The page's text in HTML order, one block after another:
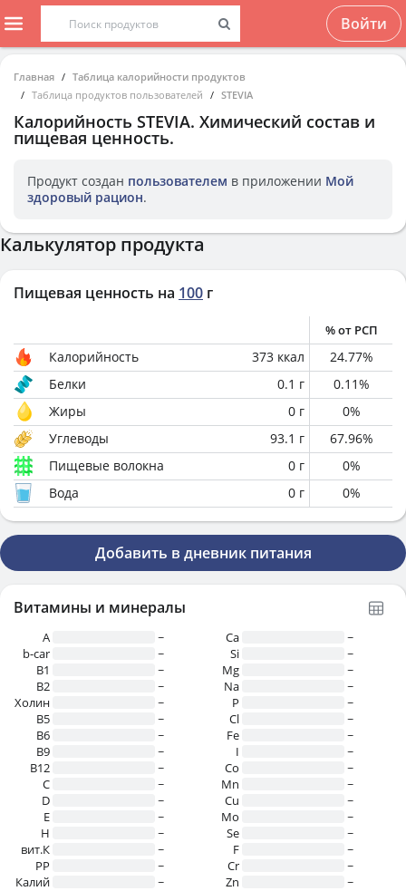
Войти
Главная
Таблица калорийности продуктов
Таблица продуктов пользователей
STEVIA
Калорийность STEVIA. Химический состав и
пищевая ценность.
Продукт создан пользователем в приложении Мой
здоровый рацион.
Калькулятор продукта
Пищевая ценность на 100 г
% от РСП
Калорийность 373 ккал 24.77%
Белки
0.1 г 0.11%
Жиры
0 г 0%
Углеводы
93.1 г 67.96%
Пищевые волокна
0 г 0%
Вода
0 г 0%
Добавить в дневник питания
Витамины и минералы
A
~
b-car
~
В1
~
B2
~
Холин
~
B5
~
B6
~
B9
~
B12
~
C
~
D
~
E
~
H
~
вит.К
~
PP
~
Калий
~
Ca
~
Si
~
Mg
~
Na
~
P
~
Cl
~
Fe
~
I
~
Co
~
Mn
~
Cu
~
Mo
~
Se
~
F
~
Cr
~
Zn
~